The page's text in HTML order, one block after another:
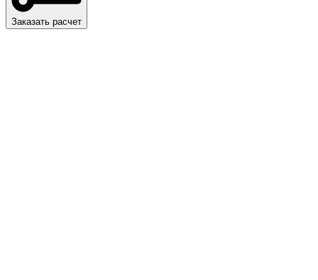
Заказать расчет